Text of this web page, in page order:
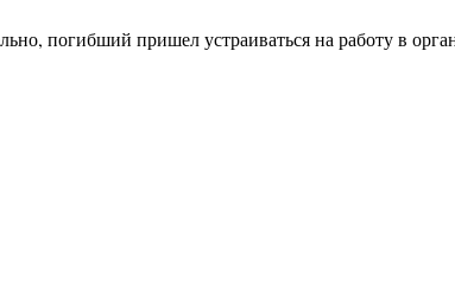
погибший пришел устраиваться на работу в